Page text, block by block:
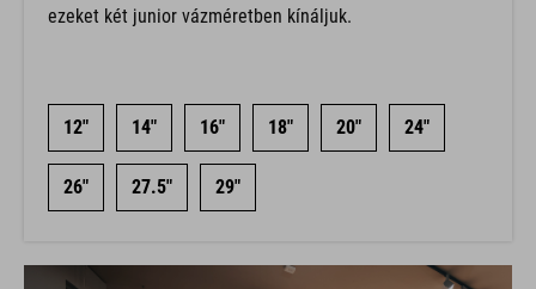
ezeket két junior vázméretben kínáljuk.
12" 14" 16" 18" 20" 24"
26" 27.5" 29"